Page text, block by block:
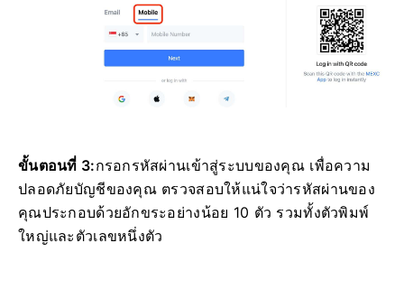
ขั้นตอนที่ 3:กรอกรหัสผ่านเข้าสู่ระบบของคุณ เพื่อความ
ปลอดภัยบัญชีของคุณ ตรวจสอบให้แน่ใจว่ารหัสผ่านของ
คุณประกอบด้วยอักขระอย่างน้อย 10 ตัว รวมทั้งตัวพิมพ์
ใหญ่และตัวเลขหนึ่งตัว